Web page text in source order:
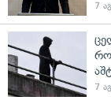
7
7